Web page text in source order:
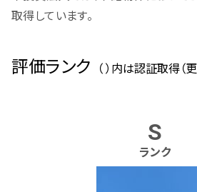
取得しています。
評価ランク （ ）内は認証取得（
S
ランク